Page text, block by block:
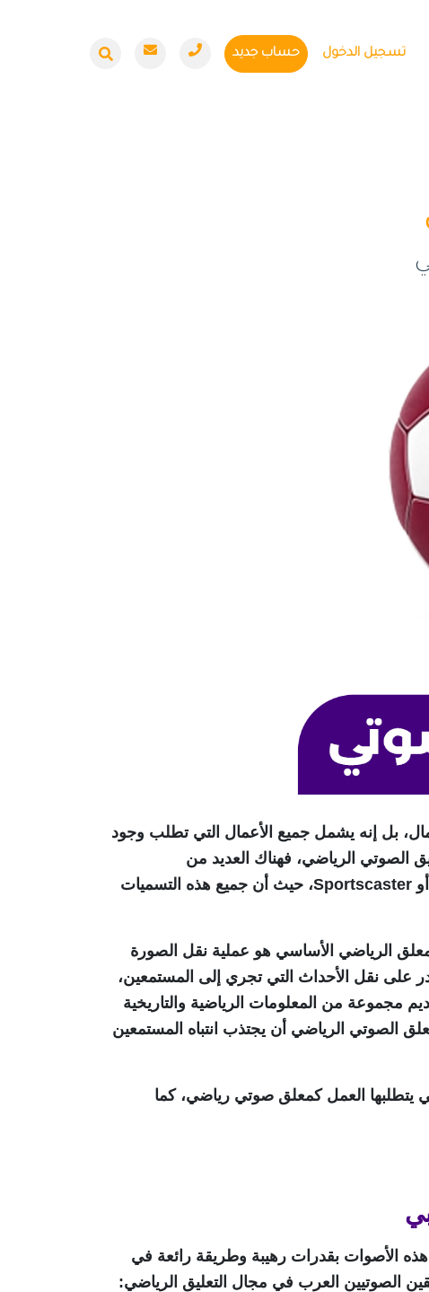
تسجيل الدخول حساب جديد
بل إنه يشمل جميع الأعمال التي تطلب وجود
الصوتي الرياضي، فهناك العديد من
المصطلحات والتسميات التي تطلق على المعلق الرياضي باللغة الإنكليزية منها Sports Commentator أو Sportscaster، حيث أن جميع هذه التسميات
الرياضي الأساسي هو عملية نقل الصورة
على نقل الأحداث التي تجري إلى المستمعين،
مجموعة من المعلومات الرياضية والتاريخية
الصوتي الرياضي أن يجتذب انتباه المستمعين
يتطلبها العمل كمعلق صوتي رياضي، كما
الأصوات بقدرات رهيبة وطريقة رائعة في
الصوتيين العرب في مجال التعليق الرياضي: